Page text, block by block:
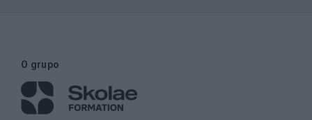
O grupo